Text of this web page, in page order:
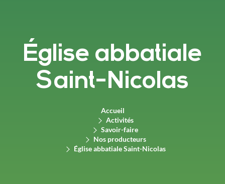
Église abbatiale
Saint-Nicolas
Accueil
Activités
Savoir-faire
Nos producteurs
Église abbatiale Saint-Nicolas